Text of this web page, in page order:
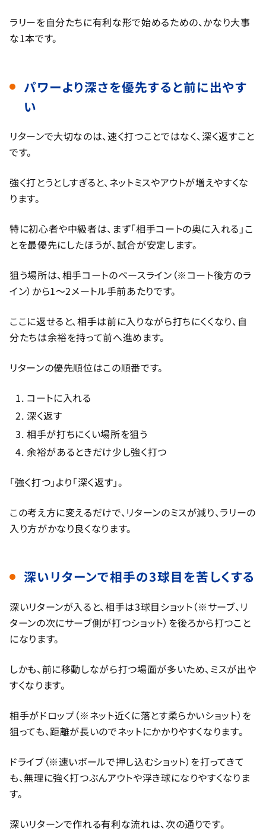
ラリーを自分たちに有利な形で始めるための、かなり大事
な1本です。
パワーより深さを優先すると前に出やす
い
リターンで大切なのは、速く打つことではなく、深く返すこと
です。
強く打とうとしすぎると、ネットミスやアウトが増えやすくな
ります。
特に初心者や中級者は、まず「相手コートの奥に入れる」こ
とを最優先にしたほうが、試合が安定します。
狙う場所は、相手コートのベースライン（※コート後方のラ
イン）から1〜2メートル手前あたりです。
ここに返せると、相手は前に入りながら打ちにくくなり、自
分たちは余裕を持って前へ進めます。
リターンの優先順位はこの順番です。
コートに入れる
深く返す
相手が打ちにくい場所を狙う
余裕があるときだけ少し強く打つ
「強く打つ」より「深く返す」。
この考え方に変えるだけで、リターンのミスが減り、ラリーの
入り方がかなり良くなります。
深いリターンで相手の3球目を苦しくする
深いリターンが入ると、相手は3球目ショット（※サーブ、リ
ターンの次にサーブ側が打つショット）を後ろから打つこと
になります。
しかも、前に移動しながら打つ場面が多いため、ミスが出や
すくなります。
相手がドロップ（※ネット近くに落とす柔らかいショット）を
狙っても、距離が長いのでネットにかかりやすくなります。
ドライブ（※速いボールで押し込むショット）を打ってきて
も、無理に強く打つぶんアウトや浮き球になりやすくなりま
す。
深いリターンで作れる有利な流れは、次の通りです。